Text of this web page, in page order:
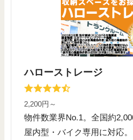
ハローストレージ
2,200円～
物件数業界No.1。全国約
屋内型・バイク専用に対応。